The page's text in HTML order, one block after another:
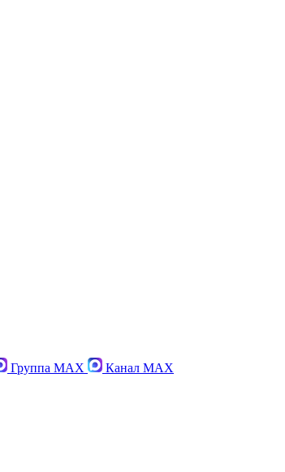
Группа MAX
Канал MAX